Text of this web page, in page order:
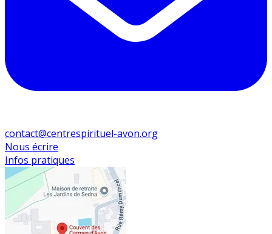
contact@centrespirituel-avon.org
Nous écrire
Infos pratiques